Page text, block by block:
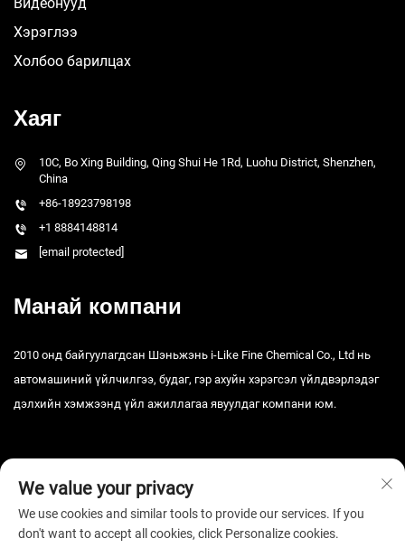
Хэрэглээ
Холбоо барилцах
Хаяг
10C, Bo Xing Building, Qing Shui He 1Rd, Luohu District, Shenzhen,
China
+86-18923798198
+1 8884148814
[email protected]
Манай компани
2010 онд байгуулагдсан Шэньжэнь i-Like Fine Chemical Co., Ltd нь
автомашиний үйлчилгээ, будаг, гэр ахуйн хэрэгсэл үйлдвэрлэдэг
дэлхийн хэмжээнд үйл ажиллагаа явуулдаг компани юм.
Зохиогчийн эрх © 2025 Шэньжэнь i-Like Fine Chemical Co., Ltd. Бүх
We value your privacy
We use cookies and similar tools to provide our services. If you
don't want to accept all cookies, click Personalize cookies.